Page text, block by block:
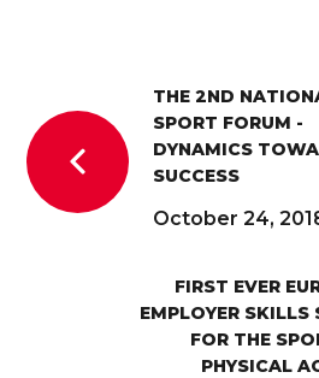
THE 2ND
SPORT FORUM -
DYNAMICS
SUCCESS
October 24,
FIRST EVER
EMPLOYER SKILLS
FOR THE
PHYSICAL